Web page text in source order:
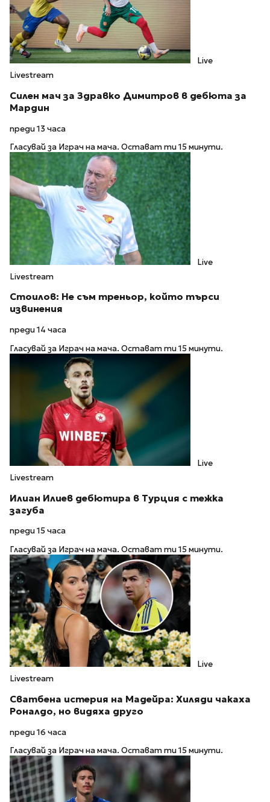
Live
Livestream
Силен мач за Здравко Димитров в дебюта за
Мардин
преди 13 часа
Гласувай за Играч на мача. Остават ти 15 минути.
Live
Livestream
Стоилов: Не съм треньор, който търси
извинения
преди 14 часа
Гласувай за Играч на мача. Остават ти 15 минути.
Live
Livestream
Илиан Илиев дебютира в Турция с тежка
загуба
преди 15 часа
Гласувай за Играч на мача. Остават ти 15 минути.
Live
Livestream
Сватбена истерия на Мадейра: Хиляди чакаха
Роналдо, но видяха друго
преди 16 часа
Гласувай за Играч на мача. Остават ти 15 минути.